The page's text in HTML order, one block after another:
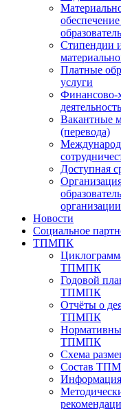
Стипендии
Платные
услуги
Финансово-
деятельность
Вакантные
(перевода)
Доступная
организации
Новости
Социальное
ТПМПК
ТПМПК
Годовой
ТПМПК
Отчёты о
ТПМПК
ТПМПК
Схема
Состав
Информация